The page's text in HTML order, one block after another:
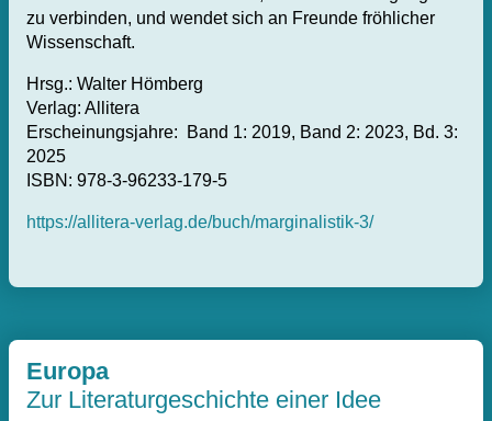
zu verbinden, und wendet sich an Freunde fröhlicher
Wissenschaft.
Hrsg.: Walter Hömberg
Verlag: Allitera
Erscheinungsjahre: Band 1: 2019, Band 2: 2023, Bd. 3:
2025
ISBN: 978-3-96233-179-5
https://allitera-verlag.de/buch/marginalistik-3/
Europa
Zur Literaturgeschichte einer Idee